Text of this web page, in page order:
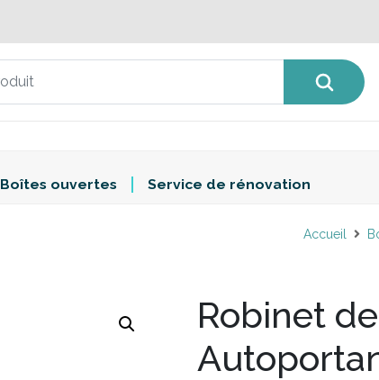
Boîtes ouvertes Service de rénovation
Accueil
Robinet